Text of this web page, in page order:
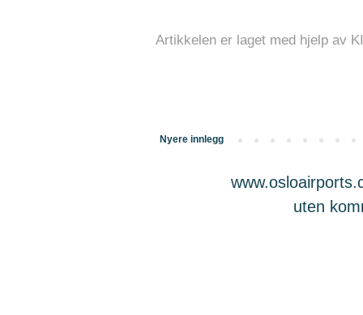
Artikkelen er laget med hjelp av
Nyere innlegg
uten